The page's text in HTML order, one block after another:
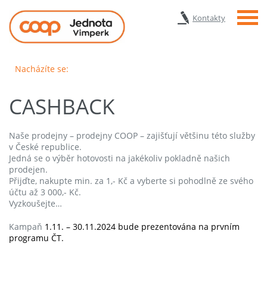
Kontakty Menu
Nacházíte se:
CASHBACK
Naše prodejny – prodejny COOP – zajišťují většinu této služby
v České republice.
Jedná se o výběr hotovosti na jakékoliv pokladně našich
prodejen.
Přijďte, nakupte min. za 1,- Kč a vyberte si pohodlně ze svého
účtu až 3 000,- Kč.
Vyzkoušejte…
Kampaň 1.11. – 30.11.2024 bude prezentována na prvním
programu ČT.